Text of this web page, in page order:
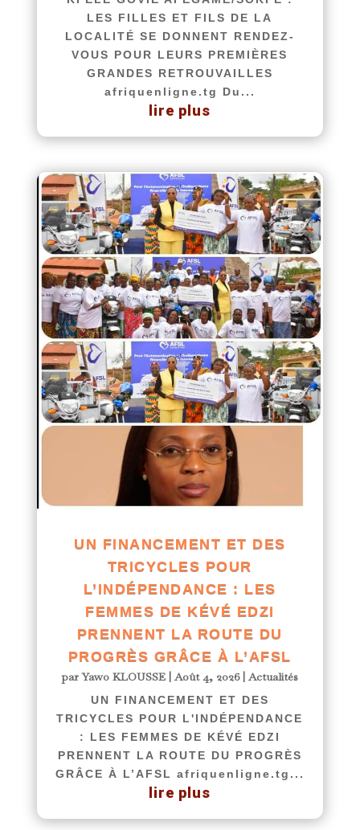
LES FILLES ET FILS DE LA
LOCALITÉ SE DONNENT RENDEZ-
VOUS POUR LEURS PREMIÈRES
GRANDES RETROUVAILLES
afriquenligne.tg Du...
lire plus
UN FINANCEMENT ET DES
TRICYCLES POUR
L’INDÉPENDANCE : LES
FEMMES DE KÉVÉ EDZI
PRENNENT LA ROUTE DU
PROGRÈS GRÂCE À L’AFSL
parYawo KLOUSSE |Août 4, 2026|Actualités
UN FINANCEMENT ET DES
TRICYCLES POUR L'INDÉPENDANCE
: LES FEMMES DE KÉVÉ EDZI
PRENNENT LA ROUTE DU PROGRÈS
GRÂCE À L’AFSL afriquenligne.tg...
lire plus